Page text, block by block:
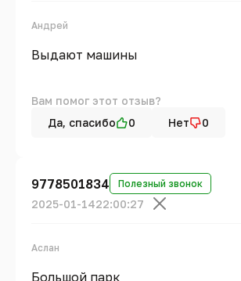
Андрей
Выдают машины
Вам помог этот отзыв?
Да, спасибо
0 Нет 0
9778501834 Полезный звонок
2025-01-1422:00:27
Аслан
Большой парк